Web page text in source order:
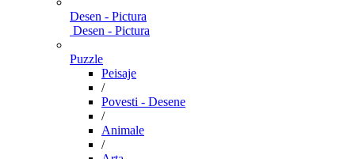
Desen - Pictura
Desen - Pictura
Puzzle
Peisaje
/
Povesti - Desene
/
Animale
/